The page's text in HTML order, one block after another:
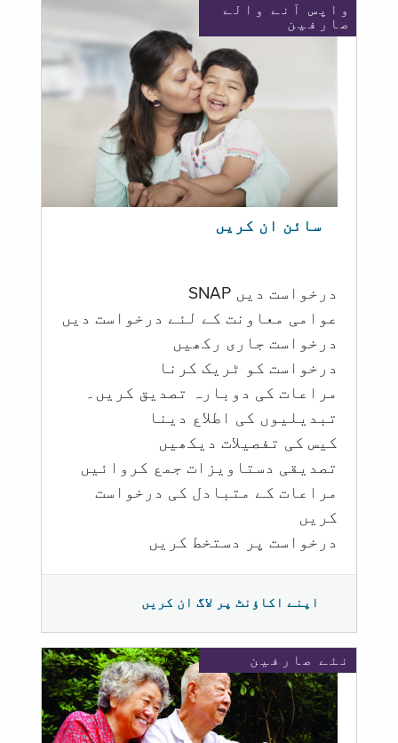
واپس آنے والے
صارفین
سائن ان کریں
درخواست دیں SNAP
عوامی معاونت کے لئے درخواست دیں
درخواست جاری رکھیں
درخواست کو ٹریک کرنا
مراعات کی دوبارہ تصدیق کریں۔
تبدیلیوں کی اطلاع دینا
کیس کی تفصیلات دیکھیں
تصدیقی دستاویزات جمع کروائیں
مراعات کے متبادل کی درخواست
کریں
درخواست پر دستخط کریں
اپنے اکاؤنٹ پر لاگ ان کریں
نئے صارفین